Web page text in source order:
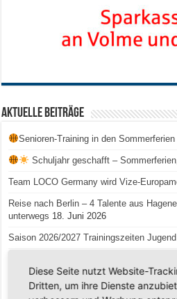
Aktuelle Beiträge
Senioren-Training in den
Schuljahr geschafft –
Team LOCO Germany wird Vize-
Reise nach Berlin – 4 Talente aus
unterwegs 18. Juni 2026
Saison 2026/2027 Trainingszeiten Jugend
Historischer Triumph in Langen: Ü45
zum Deutschen Meister 11. Mai 2026
Diese Seite nutzt Website-
Dritten, um ihre Dienste